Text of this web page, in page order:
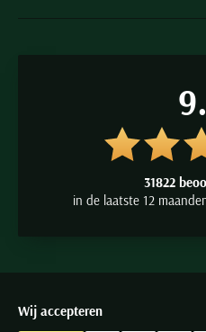
31822
in de laatste 12
Wij accepteren